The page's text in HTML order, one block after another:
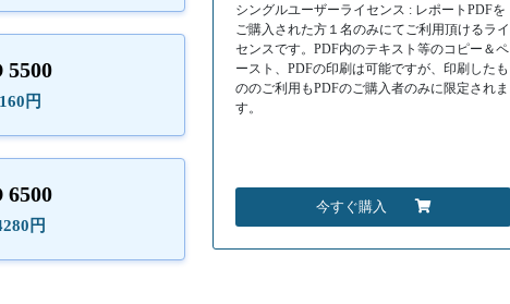
5500
円
6500
円
シングルユーザーライセンス : レポートPDFを
ご購入された方１名のみにてご利用頂けるライ
センスです。PDF内のテキスト等のコピー＆ペ
ースト、PDFの印刷は可能ですが、印刷したも
ののご利用もPDFのご購入者のみに限定されま
す。
今すぐ購入